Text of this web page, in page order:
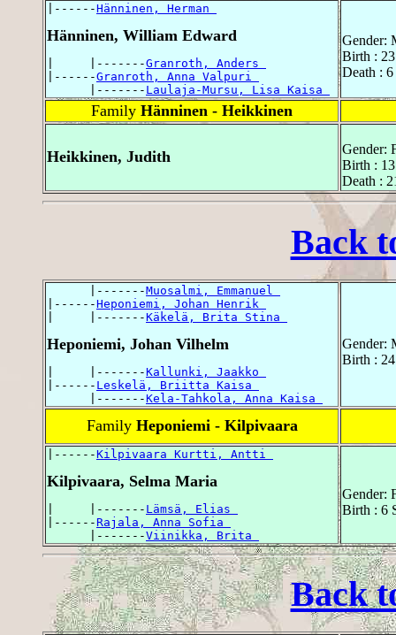
|------Hänninen, Herman
Hänninen, William Edward
|     |-------Granroth, Anders
|------Granroth, Anna Valpuri
      |-------
Laulaja-Mursu, Lisa Kaisa
Gender:
Birth :
Death : 6
Family Hänninen - Heikkinen
Heikkinen, Judith
Gender:
Birth :
Death :
Back
      |-------
Muosalmi, Emmanuel
|------Heponiemi, Johan Henrik
|     |-------Käkelä, Brita Stina
Heponiemi, Johan Vilhelm
|     |-------Kallunki, Jaakko
|------ Leskelä, Briitta Kaisa
      |-------
Kela-Tahkola, Anna Kaisa
Gender:
Birth :
Family Heponiemi - Kilpivaara
|------Kilpivaara Kurtti, Antti
Kilpivaara, Selma Maria
|     |------- Lämsä, Elias
|------Rajala, Anna Sofia
      |-------
Viinikka, Brita
Gender:
Birth : 6
Back